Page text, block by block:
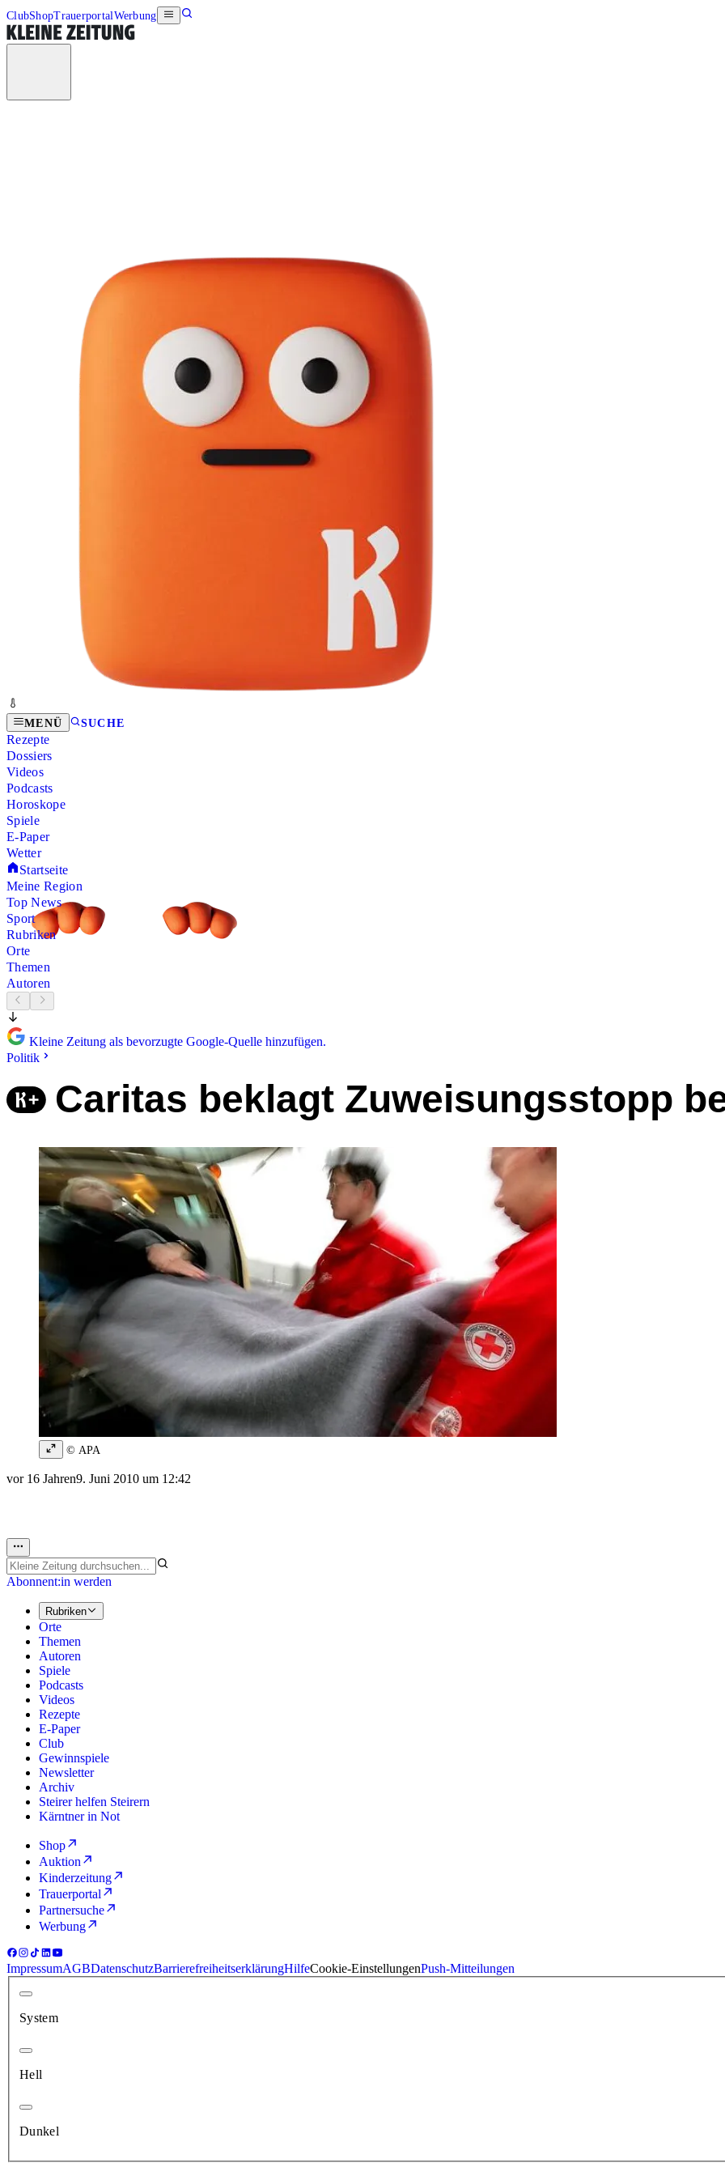
ClubShopTrauerportalWerbung
MENÜ SUCHE
Rezepte
Dossiers
Videos
Podcasts
Horoskope
Spiele
E-Paper
Wetter
Startseite
Meine Region
Top News
Sport
Rubriken
Orte
Themen
Autoren
Kleine Zeitung als bevorzugte Google-Quelle hinzufügen.
Politik
Caritas beklagt Zuweisungsstopp
© APA
vor 16 Jahren9. Juni 2010 um 12:42
Abonnent:in werden
Rubriken
Orte
Themen
Autoren
Spiele
Podcasts
Videos
Rezepte
E-Paper
Club
Gewinnspiele
Newsletter
Archiv
Steirer helfen Steirern
Kärntner in Not
Shop
Auktion
Kinderzeitung
Trauerportal
Partnersuche
Werbung
ImpressumAGBDatenschutzBarrierefreiheitserklärungHilfeCookie-EinstellungenPush-Mitteilungen
System
Hell
Dunkel